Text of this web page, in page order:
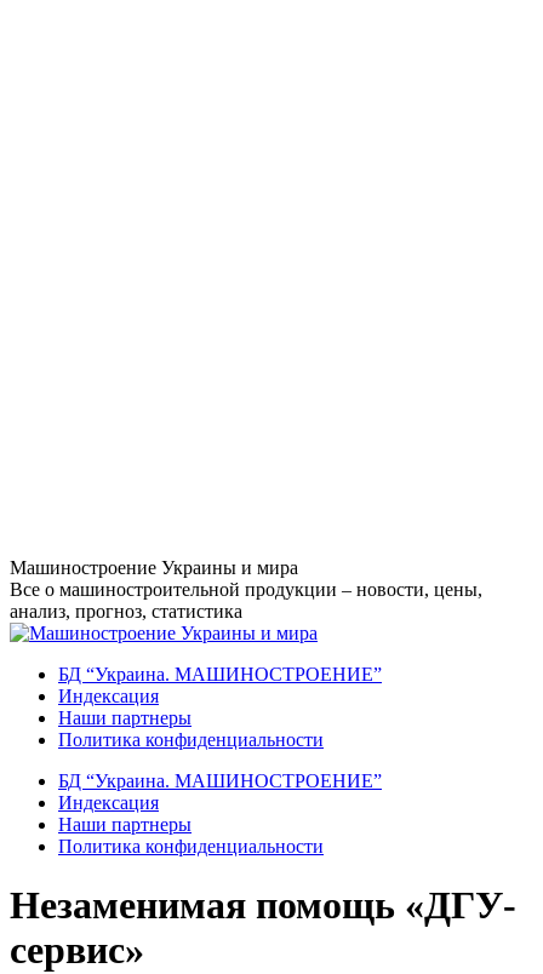
Перейти
к
содержанию
Машиностроение Украины и мира
Все о машиностроительной продукции – новости, цены,
анализ, прогноз, статистика
БД “Украина. МАШИНОСТРОЕНИЕ”
Индекcация
Наши партнеры
Политика конфиденциальности
БД “Украина. МАШИНОСТРОЕНИЕ”
Индекcация
Наши партнеры
Политика конфиденциальности
Незаменимая помощь «ДГУ-
сервис»